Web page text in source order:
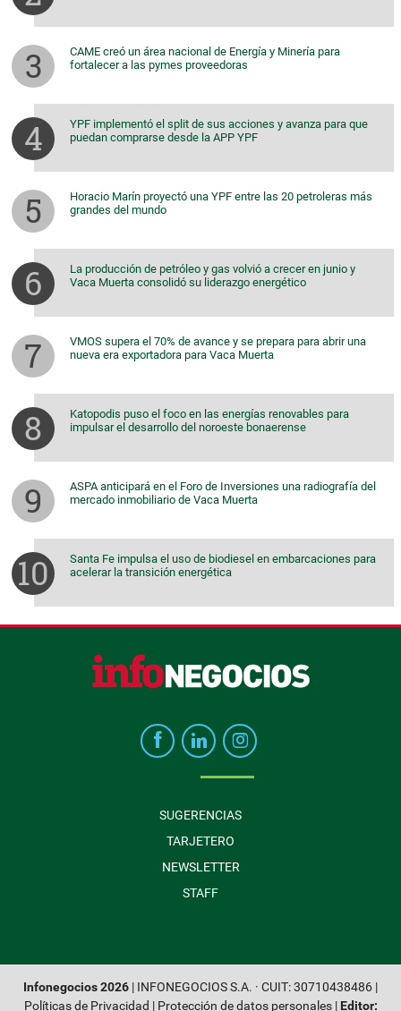
CAME creó un área nacional de Energía y Minería para
fortalecer a las pymes proveedoras
YPF implementó el split de sus acciones y avanza para que
puedan comprarse desde la APP YPF
Horacio Marín proyectó una YPF entre las 20 petroleras más
grandes del mundo
La producción de petróleo y gas volvió a crecer en junio y
Vaca Muerta consolidó su liderazgo energético
VMOS supera el 70% de avance y se prepara para abrir una
nueva era exportadora para Vaca Muerta
Katopodis puso el foco en las energías renovables para
impulsar el desarrollo del noroeste bonaerense
ASPA anticipará en el Foro de Inversiones una radiografía del
mercado inmobiliario de Vaca Muerta
Santa Fe impulsa el uso de biodiesel en embarcaciones para
acelerar la transición energética
SUGERENCIAS
TARJETERO
NEWSLETTER
STAFF
Infonegocios 2026 | INFONEGOCIOS S.A. · CUIT: 30710438486 |
Políticas de Privacidad | Protección de datos personales| Editor: